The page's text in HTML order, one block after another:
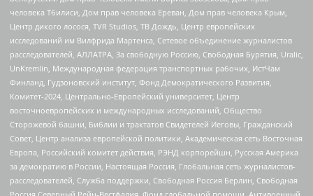
человека Тбилиси, Дом прав человека Ереван, Дом прав человека Крым,
Центр дикого лосося, TVR Studios, ТВ Дождь, Центр европейских
исследований им Вилфрида Мартенса, Сетевое объединение журналистов
расследователей, АЛЛАТРА, За свободную Россию, Свободная Бурятия, Uralic,
UnKremlin, Международная федерация транспортных рабочих, ИстЧам
Финланд, Гудзоновский институт, Фонд Демократического Развития,
Комитет-2024, Центрально-Европейский университет, Центр
восточноевропейских и международных исследований, Общество
Сторожевой башни, Библии и трактатов Свидетелей Иеговы, Гражданский
Совет, Центр анализа европейской политики, Академическая сеть Восточная
Европа, Российский комитет действия, РЭНД корпорейшн, Русская Америка
за демократию в России, Настоящая Россия, Глобальная сеть журналистов-
расследователей, Служба поддержки, Свободная Россия Берлин, Свободная